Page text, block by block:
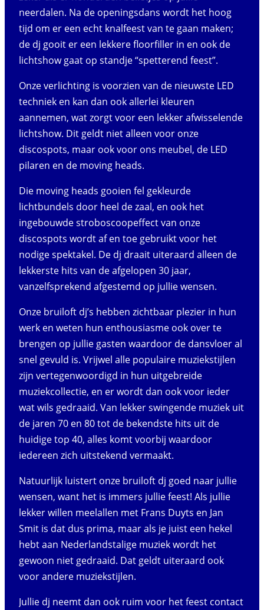
neerdalen. Na de openingsdans wordt het hoog
tijd om er een echt knalfeest van te gaan maken;
de dj gooit er een lekkere floorfiller in en ook de
lichtshow gaat op standje “spetterend feest”.
Onze verlichting is voorzien van de nieuwste LED
techniek en kan dan ook allerlei kleuren
aannemen, wat zorgt voor een lekker afwisselende
lichtshow. Dit geldt niet alleen voor onze
discospots, maar ook voor ons meubel, de LED
pilaren en de moving heads.
Die moving heads gooien fel gekleurde
lichtbundels door heel de zaal, en ook het
ingebouwde stroboscoopeffect van onze
discospots wordt af en toe gebruikt voor het
nodige spektakel. De dj draait uiteraard alleen de
lekkerste hits van de afgelopen 30 jaar,
vanzelfsprekend afgestemd op jullie wensen.
Onze bruiloft dj’s hebben zichtbaar plezier in hun
werk en weten hun enthousiasme ook over te
brengen op jullie gasten waardoor de dansvloer al
snel gevuld is. Vrijwel alle populaire muziekstijlen
zijn vertegenwoordigd in hun uitgebreide
muziekcollectie, en er wordt dan ook voor ieder
wat wils gedraaid. Van lekker swingende muziek uit
de jaren 70 en 80 tot de bekendste hits uit de
huidige top 40, alles komt voorbij waardoor
iedereen zich uitstekend vermaakt.
Natuurlijk luistert onze bruiloft dj goed naar jullie
wensen, want het is immers jullie feest! Als jullie
lekker willen meelallen met Frans Duyts en Jan
Smit is dat dus prima, maar als je juist een hekel
hebt aan Nederlandstalige muziek wordt het
gewoon niet gedraaid. Dat geldt uiteraard ook
voor andere muziekstijlen.
Jullie dj neemt dan ook ruim voor het feest contact